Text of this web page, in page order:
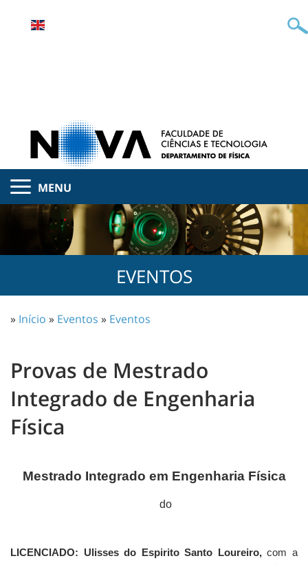
MENU
EVENTOS
» Início » Eventos » Eventos
Provas de Mestrado
Integrado de Engenharia
Física
Mestrado Integrado em Engenharia Física
do
LICENCIADO: Ulisses do Espirito Santo Loureiro,com a